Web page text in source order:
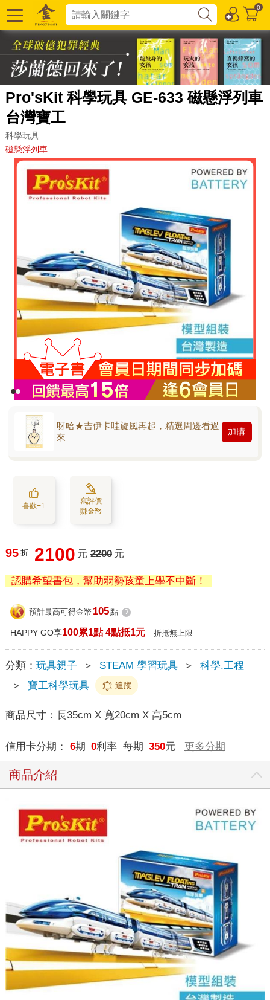
0
Pro'sKit 科學玩具 GE-633 磁懸浮列車
台灣寶工
科學玩具
磁懸浮列車
呀哈★吉伊卡哇旋風再起，精選周邊看過
來
加購
喜歡+1
寫評價
賺金幣
95 折 2100 元 2200 元
認購希望書包，幫助弱勢孩童上學不中斷！
預計最高可得金幣 105點 ?
HAPPY GO享100累1點 4點抵1元 折抵無上限
分類： 玩具親子 ＞ STEAM 學習玩具 ＞
科學.工程
＞
寶工科學玩具 追蹤
商品尺寸： 長35cm X 寬20cm X 高5cm
信用卡分期： 6期 0利率 每期 350元 更多分期
商品介紹